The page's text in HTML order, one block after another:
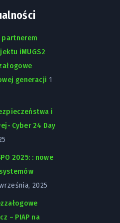
partnerem
iMUGS2
generacji 1
i
Cyber 24 Day
2025: : nowe
2025
– PIAP na